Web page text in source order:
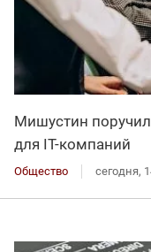
Мишустин
для IT-компаний
Общество сегодня,